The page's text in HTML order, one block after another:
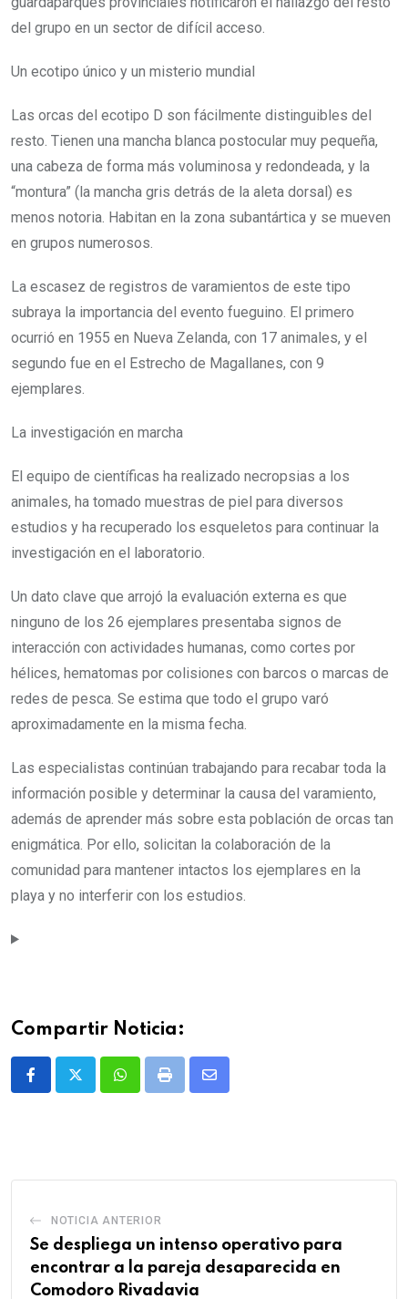
del grupo en un sector de difícil acceso.
Un ecotipo único y un misterio mundial
Las orcas del ecotipo D son fácilmente distinguibles del
resto. Tienen una mancha blanca postocular muy pequeña,
una cabeza de forma más voluminosa y redondeada, y la
“montura” (la mancha gris detrás de la aleta dorsal) es
menos notoria. Habitan en la zona subantártica y se mueven
en grupos numerosos.
La escasez de registros de varamientos de este tipo
subraya la importancia del evento fueguino. El primero
ocurrió en 1955 en Nueva Zelanda, con 17 animales, y el
segundo fue en el Estrecho de Magallanes, con 9
ejemplares.
La investigación en marcha
El equipo de científicas ha realizado necropsias a los
animales, ha tomado muestras de piel para diversos
estudios y ha recuperado los esqueletos para continuar la
investigación en el laboratorio.
Un dato clave que arrojó la evaluación externa es que
ninguno de los 26 ejemplares presentaba signos de
interacción con actividades humanas, como cortes por
hélices, hematomas por colisiones con barcos o marcas de
redes de pesca. Se estima que todo el grupo varó
aproximadamente en la misma fecha.
Las especialistas continúan trabajando para recabar toda la
información posible y determinar la causa del varamiento,
además de aprender más sobre esta población de orcas tan
enigmática. Por ello, solicitan la colaboración de la
comunidad para mantener intactos los ejemplares en la
playa y no interferir con los estudios.
Compartir Noticia:
WhatsappPrint
Share
NOTICIA ANTERIOR
Se despliega un intenso operativo para
encontrar a la pareja desaparecida en
Comodoro Rivadavia